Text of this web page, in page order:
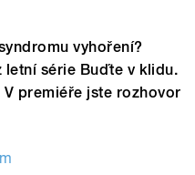
vyhoření?
letní série Buďte v klidu.
V premiéře jste rozhovor